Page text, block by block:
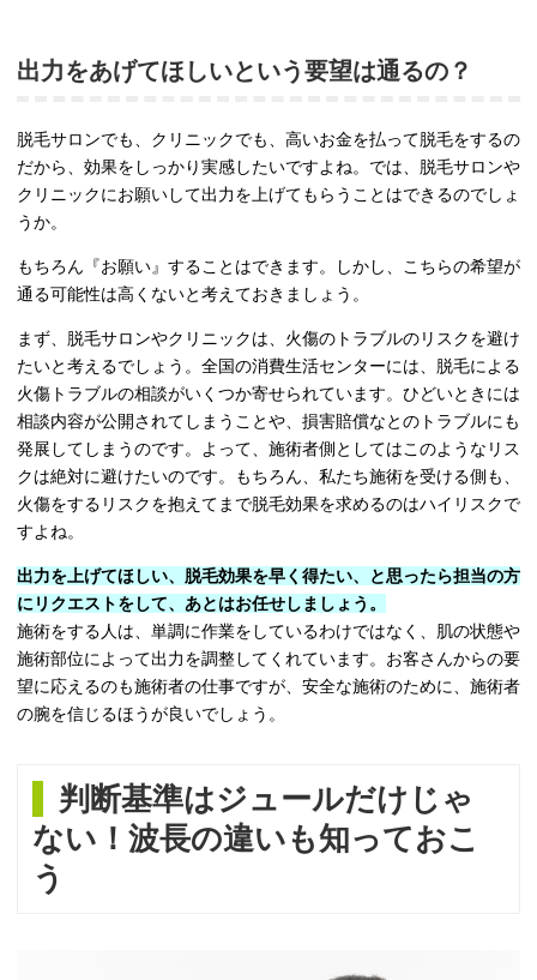
出力をあげてほしいという要望は通るの？
脱毛サロンでも、クリニックでも、高いお金を払って脱毛をするの
だから、効果をしっかり実感したいですよね。では、脱毛サロンや
クリニックにお願いして出力を上げてもらうことはできるのでしょ
うか。
もちろん『お願い』することはできます。しかし、こちらの希望が
通る可能性は高くないと考えておきましょう。
まず、脱毛サロンやクリニックは、火傷のトラブルのリスクを避け
たいと考えるでしょう。全国の消費生活センターには、脱毛による
火傷トラブルの相談がいくつか寄せられています。ひどいときには
相談内容が公開されてしまうことや、損害賠償なとのトラブルにも
発展してしまうのです。よって、施術者側としてはこのようなリス
クは絶対に避けたいのです。もちろん、私たち施術を受ける側も、
火傷をするリスクを抱えてまで脱毛効果を求めるのはハイリスクで
すよね。
出力を上げてほしい、脱毛効果を早く得たい、と思ったら担当の方
にリクエストをして、あとはお任せしましょう。
施術をする人は、単調に作業をしているわけではなく、肌の状態や
施術部位によって出力を調整してくれています。お客さんからの要
望に応えるのも施術者の仕事ですが、安全な施術のために、施術者
の腕を信じるほうが良いでしょう。
判断基準はジュールだけじゃ
ない！波長の違いも知っておこ
う